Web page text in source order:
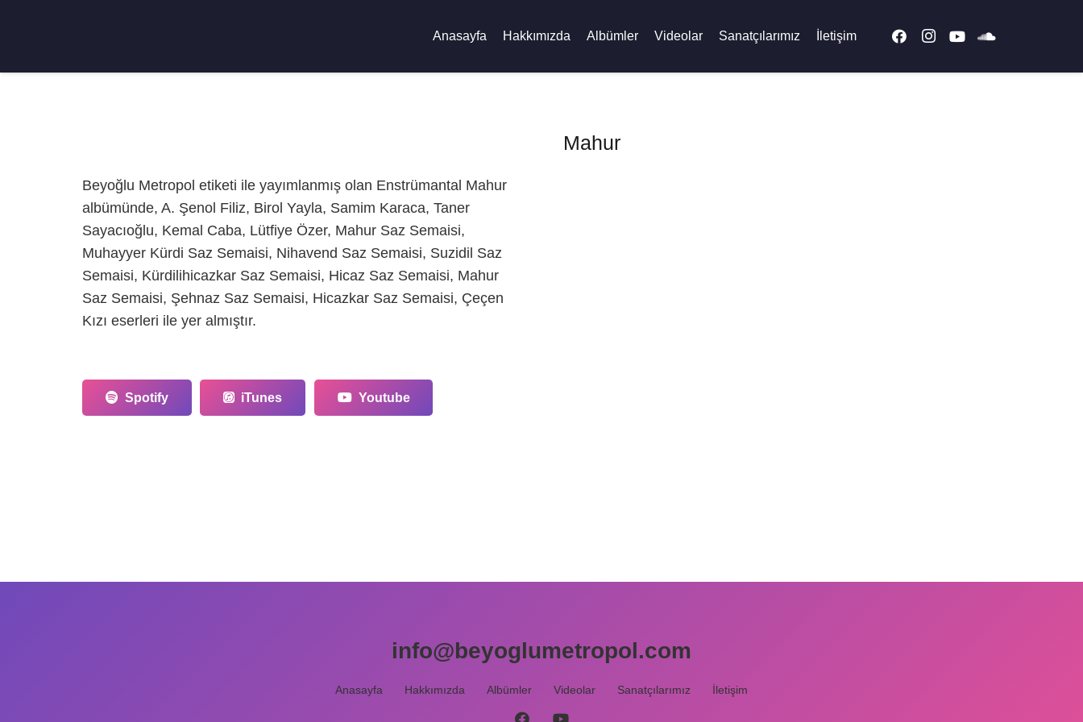
Anasayfa Hakkımızda Albümler Videolar Sanatçılarımız İletişim
Beyoğlu Metropol etiketi ile yayımlanmış olan Enstrümantal Mahur
albümünde, A. Şenol Filiz, Birol Yayla, Samim Karaca, Taner
Sayacıoğlu, Kemal Caba, Lütfiye Özer, Mahur Saz Semaisi,
Muhayyer Kürdi Saz Semaisi, Nihavend Saz Semaisi, Suzidil Saz
Semaisi, Kürdilihicazkar Saz Semaisi, Hicaz Saz Semaisi, Mahur
Saz Semaisi, Şehnaz Saz Semaisi, Hicazkar Saz Semaisi, Çeçen
Kızı eserleri ile yer almıştır.
Spotify iTunes Youtube
Mahur
info@beyoglumetropol.com
Anasayfa Hakkımızda Albümler Videolar Sanatçılarımız İletişim